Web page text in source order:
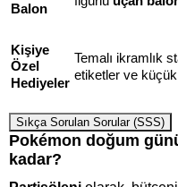
Balon
Kişiye
Özel
Hediyeler
Temalı ikramlık
etiketler ve küçük
Sıkça Sorulan Sorular (SSS)
Pokémon doğum
kadar?